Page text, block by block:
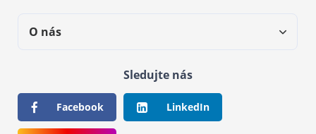
O nás
Sledujte nás
Facebook LinkedIn